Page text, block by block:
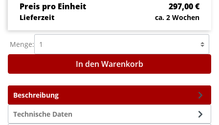
Beschreibung
Technische Daten
Preis pro Einheit 297,00 €
Lieferzeit ca. 2 Wochen
Menge:
In den Warenkorb